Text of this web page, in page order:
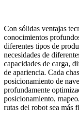
Con sólidas ventajas
conocimientos
diferentes tipos de
necesidades de
capacidades de carga,
de apariencia. Cada
posicionamiento de
profundamente
posicionamiento,
rutas del robot sea más